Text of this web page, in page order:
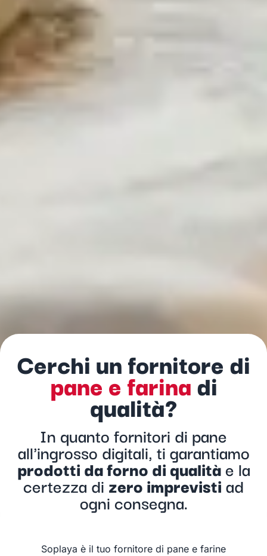
Cerchi un fornitore di
pane e farinadi
qualità?
In quanto fornitori di pane
all'ingrosso digitali, ti garantiamo
prodotti da forno di qualitàe la
certezza di zero imprevistiad
ogni consegna.
Soplaya è il tuo fornitore di pane e farine